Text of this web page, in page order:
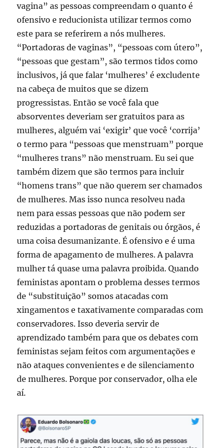
vagina” as pessoas compreendam o quanto é
ofensivo e reducionista utilizar termos como
este para se referirem a nós mulheres.
“Portadoras de vaginas”, “pessoas com útero”,
“pessoas que gestam”, são termos tidos como
inclusivos, já que falar ‘mulheres’ é excludente
na cabeça de muitos que se dizem
progressistas. Então se você fala que
absorventes deveriam ser gratuitos para as
mulheres, alguém vai ‘exigir’ que você ‘corrija’
o termo para “pessoas que menstruam” porque
“mulheres trans” não menstruam. Eu sei que
também dizem que são termos para incluir
“homens trans” que não querem ser chamados
de mulheres. Mas isso nunca resolveu nada
nem para essas pessoas que não podem ser
reduzidas a portadoras de genitais ou órgãos, é
uma coisa desumanizante. É ofensivo e é uma
forma de apagamento de mulheres. A palavra
mulher tá quase uma palavra proibida. Quando
feministas apontam o problema desses termos
de “substituição” somos atacadas com
xingamentos e taxativamente comparadas com
conservadores. Isso deveria servir de
aprendizado também para que os debates com
feministas sejam feitos com argumentações e
não ataques convenientes e de silenciamento
de mulheres. Porque por conservador, olha ele
aí.